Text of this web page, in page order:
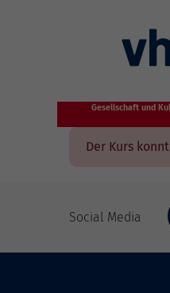
Gesellschaft und
Der Kurs
Social Media